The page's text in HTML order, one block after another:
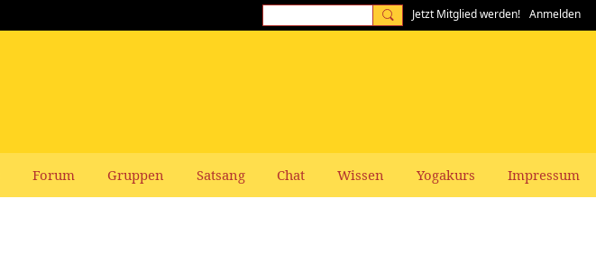
Jetzt Mitglied werden! Anmelden
Forum Gruppen Satsang Chat Wissen Yogakurs Impressum